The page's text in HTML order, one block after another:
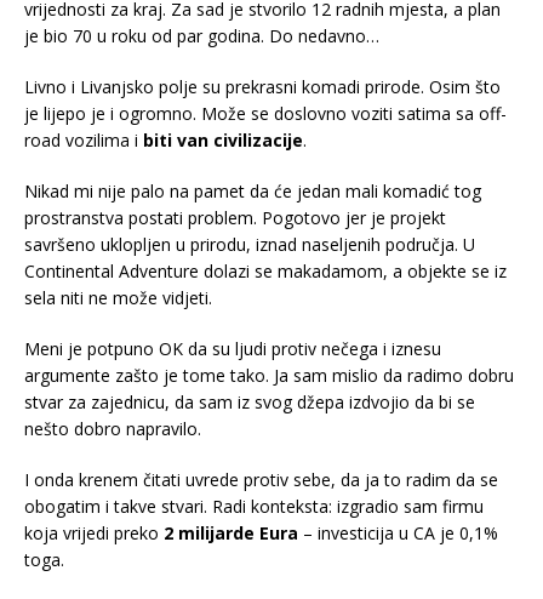
vrijednosti za kraj. Za sad je stvorilo 12 radnih mjesta, a plan
je bio 70 u roku od par godina. Do nedavno…
Livno i Livanjsko polje su prekrasni komadi prirode. Osim što
je lijepo je i ogromno. Može se doslovno voziti satima sa off-
road vozilima i biti van civilizacije.
Nikad mi nije palo na pamet da će jedan mali komadić tog
prostranstva postati problem. Pogotovo jer je projekt
savršeno uklopljen u prirodu, iznad naseljenih područja. U
Continental Adventure dolazi se makadamom, a objekte se iz
sela niti ne može vidjeti.
Meni je potpuno OK da su ljudi protiv nečega i iznesu
argumente zašto je tome tako. Ja sam mislio da radimo dobru
stvar za zajednicu, da sam iz svog džepa izdvojio da bi se
nešto dobro napravilo.
I onda krenem čitati uvrede protiv sebe, da ja to radim da se
obogatim i takve stvari. Radi konteksta: izgradio sam firmu
koja vrijedi preko 2 milijarde Eura – investicija u CA je 0,1%
toga.